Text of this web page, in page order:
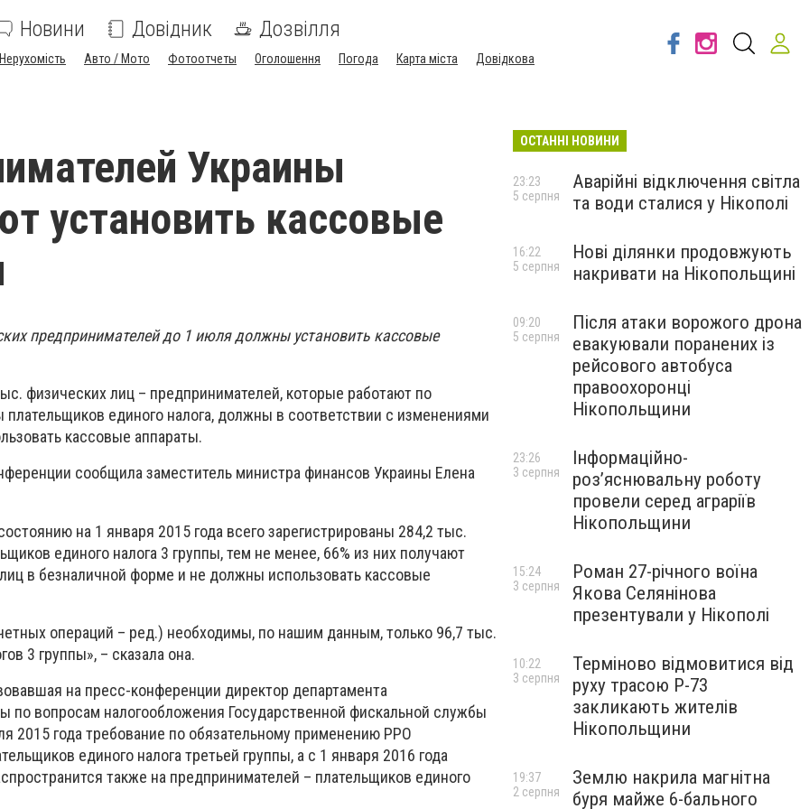
Новини Довідник Дозвілля
Нерухомість Авто / Мото Фотоотчеты Оголошення Погода Карта міста Довідкова
Украины
установить кассовые
предпринимателей до 1 июля должны установить кассовые
физических лиц – предпринимателей, которые работают по
плательщиков единого налога, должны в соответствии с изменениями
кассовые аппараты.
сообщила заместитель министра финансов Украины Елена
на 1 января 2015 года всего зарегистрированы 284,2 тыс.
единого налога 3 группы, тем не менее, 66% из них получают
в безналичной форме и не должны использовать кассовые
операций – ред.) необходимы, по нашим данным, только 96,7 тыс.
3 группы», – сказала она.
на пресс-конференции директор департамента
по вопросам налогообложения Государственной фискальной службы
2015 года требование по обязательному применению РРО
единого налога третьей группы, а с 1 января 2016 года
также на предпринимателей – плательщиков единого
ОСТАННІ НОВИНИ
Аварійні відключення світла
та води сталися у Нікополі
23:23
5 серпня
Нові ділянки продовжують
накривати на Нікопольщині
16:22
5 серпня
Після атаки ворожого дрона
евакуювали поранених із
рейсового автобуса
правоохоронці
Нікопольщини
09:20
5 серпня
Інформаційно-
роз’яснювальну роботу
провели серед аграріїв
Нікопольщини
23:26
3 серпня
Роман 27-річного воїна
Якова Селянінова
презентували у Нікополі
15:24
3 серпня
Терміново відмовитися від
руху трасою Р-73
закликають жителів
Нікопольщини
10:22
3 серпня
Землю накрила магнітна
буря майже 6-бального
19:37
2 серпня